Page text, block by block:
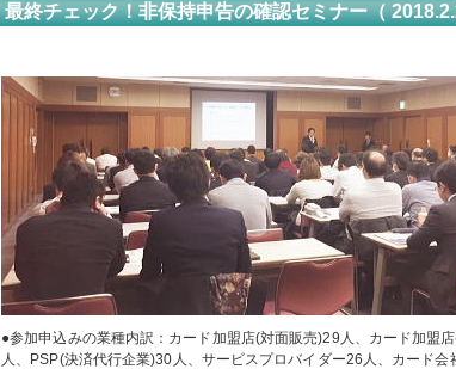
最終チェック！非保持申告の確認セミナー（
●参加申込みの業種内訳：カード加盟店(対面販売)29人、カード加盟
人、PSP(決済代行企業)30人、サービスプロバイダー26人、カード会